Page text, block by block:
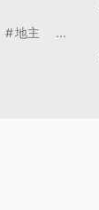
地主 ...